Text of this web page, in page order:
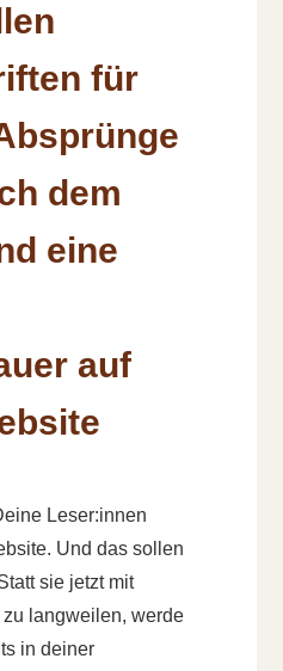
für
dem
eine
auf
Leser:innen
Und das sollen
sie jetzt mit
langweilen, werde
in deiner